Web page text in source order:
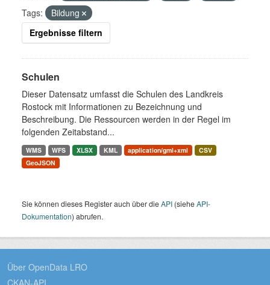
Tags:
Bildung
Ergebnisse filtern
Schulen
Dieser Datensatz umfasst die Schulen des Landkreis
Rostock mit Informationen zu Bezeichnung und
Beschreibung. Die Ressourcen werden in der Regel im
folgenden Zeitabstand...
WMS WFS XLSX KML application/gml+xml
CSV
GeoJSON
Sie können dieses Register auch über dieAPI (sieheAPI-
Dokumentation) abrufen.
Über OpenData LRO
CKAN-API